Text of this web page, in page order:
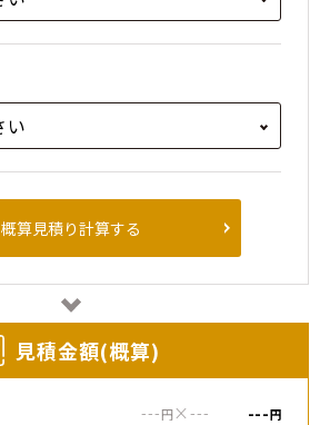
概算見積り計算する
⾒積⾦額(概算)
---円×--- ---円